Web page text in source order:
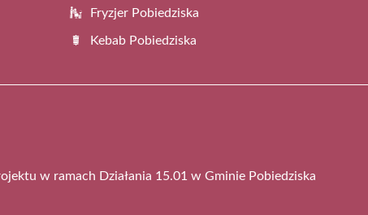
Fryzjer Pobiedziska
Kebab Pobiedziska
w ramach Działania 15.01 w Gminie Pobiedziska